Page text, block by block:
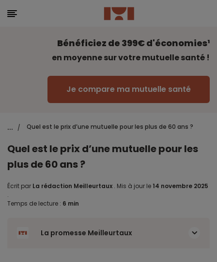
Bénéficiez de 399€ d'économies¹
en moyenne sur votre mutuelle santé !
Je compare ma mutuelle santé
... / Quel est le prix d’une mutuelle pour les plus de 60 ans ?
Quel est le prix d’une mutuelle pour les
plus de 60 ans ?
Écrit par La rédaction Meilleurtaux . Mis à jour le 14 novembre 2025
.
Temps de lecture : 6 min
La promesse Meilleurtaux